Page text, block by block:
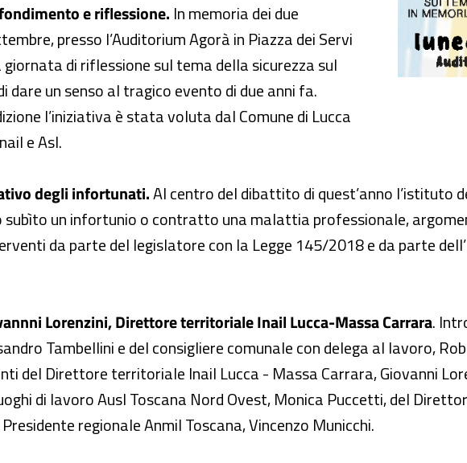
e riflessione. In memoria dei due
presso l’Auditorium Agorà in Piazza dei Servi
di riflessione sul tema della sicurezza sul
dare un senso al tragico evento di due anni fa.
l’iniziativa è stata voluta dal Comune di Lucca
e Asl.
degli infortunati.Al centro del dibattito di quest’anno l’istituto
un infortunio o contratto una malattia professionale,
da parte del legislatore con la Legge 145/2018 e da parte
Lorenzini, Direttore territoriale Inail Lucca-Massa Carrara.
Tambellini e del consigliere comunale con delega al lavoro,
del Direttore territoriale Inail Lucca - Massa Carrara, Giovanni
di lavoro Ausl Toscana Nord Ovest, Monica Puccetti, del
regionale Anmil Toscana, Vincenzo Municchi.